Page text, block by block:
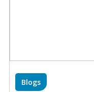
Blogs